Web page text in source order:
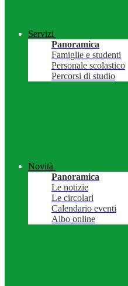
Servizi
Panoramica
Famiglie e studenti
Personale scolastico
Percorsi di studio
Novità
Panoramica
Le notizie
Le circolari
Calendario eventi
Albo online